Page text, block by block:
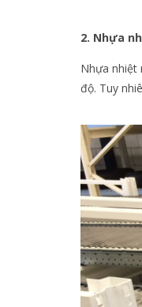
2. Nhựa
Nhựa nhiệt
độ. Tuy